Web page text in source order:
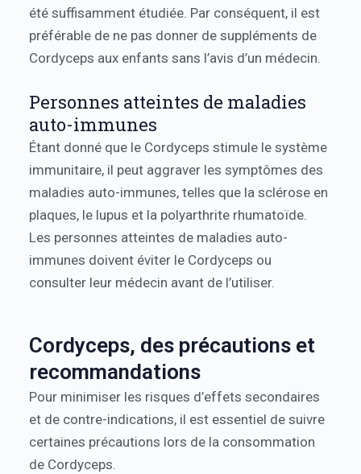
été suffisamment étudiée. Par conséquent, il est
préférable de ne pas donner de suppléments de
Cordyceps aux enfants sans l’avis d’un médecin.
Personnes atteintes de maladies
auto-immunes
Étant donné que le Cordyceps stimule le système
immunitaire, il peut aggraver les symptômes des
maladies auto-immunes, telles que la sclérose en
plaques, le lupus et la polyarthrite rhumatoïde.
Les personnes atteintes de maladies auto-
immunes doivent éviter le Cordyceps ou
consulter leur médecin avant de l’utiliser.
Cordyceps, des précautions et
recommandations
Pour minimiser les risques d’effets secondaires
et de contre-indications, il est essentiel de suivre
certaines précautions lors de la consommation
de Cordyceps.